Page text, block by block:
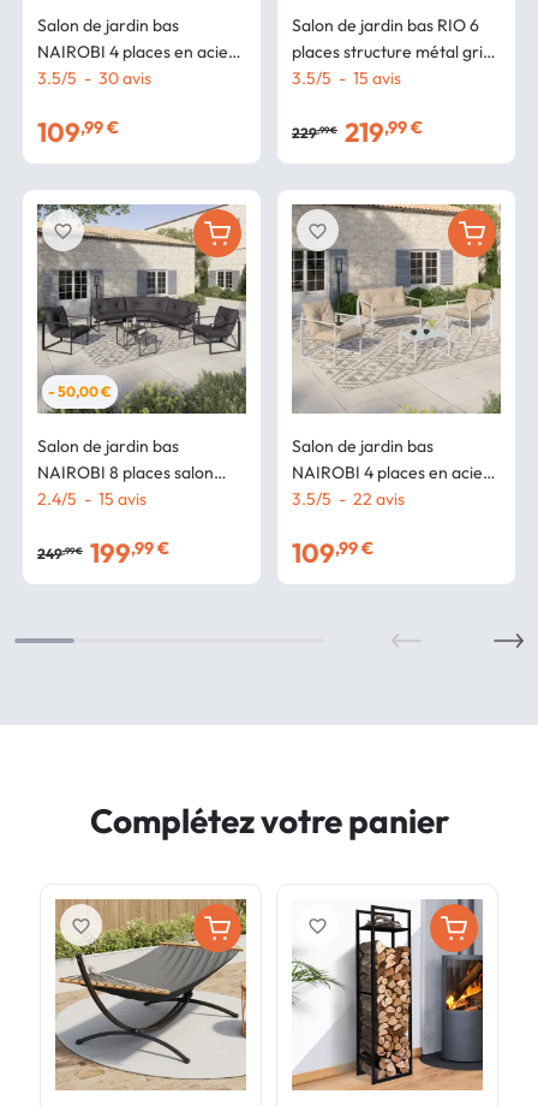
Salon de jardin bas
NAIROBI 4 places en acier
gris anthracite
3.5/5 - 30avis
109,99 €
- 50,00 €
Salon de jardin bas
NAIROBI 8 places salon
d'angle en acier gris
2.4/5 - 15 avis
249,99 € 199,99 €
favorite_border
Salon de jardin bas RIO 6
places structure métal gris
anthracite, cordage effet
3.5/5 - 15 avis
229,99 € 219,99 €
Salon de jardin bas
NAIROBI 4 places en acier
blanc et coussins beiges
3.5/5 - 22 avis
109,99 €
favorite_border
Complétez votre panier
favorite_border favorite_border